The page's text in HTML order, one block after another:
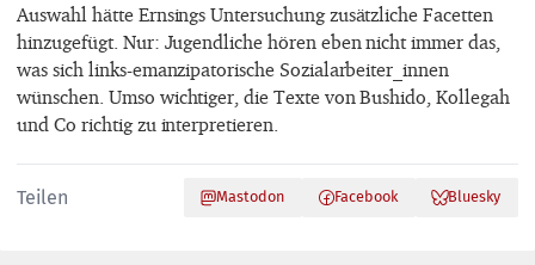
Auswahl hätte Ernsings Untersuchung zusätzliche Facetten
hinzugefügt. Nur: Jugendliche hören eben nicht immer das,
was sich links-emanzipatorische Sozialarbeiter_innen
wünschen. Umso wichtiger, die Texte von Bushido, Kollegah
und Co richtig zu interpretieren.
Teilen Mastodon Facebook Bluesky